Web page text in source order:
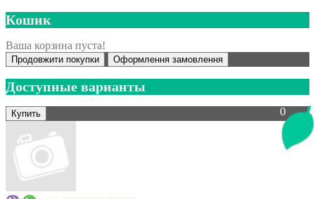
Кошик
Ваша корзина пуста!
Продовжити покупки Оформлення замовлення
0
Доступные варианты